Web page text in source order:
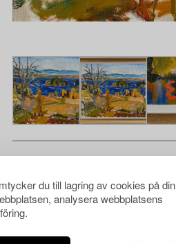
du till lagring av cookies på din
analysera webbplatsens
tittat på